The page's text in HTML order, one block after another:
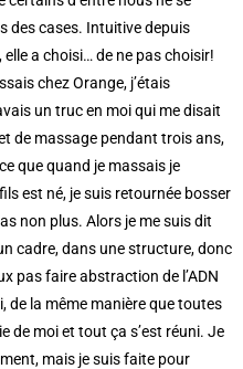
des cases. Intuitive depuis
a choisi… de ne pas choisir!
chez Orange, j’étais
un truc en moi qui me disait
de massage pendant trois ans,
que quand je massais je
est né, je suis retournée bosser
non plus. Alors je me suis dit
cadre, dans une structure, donc
pas faire abstraction de l’ADN
de la même manière que toutes
de moi et tout ça s’est réuni. Je
mais je suis faite pour